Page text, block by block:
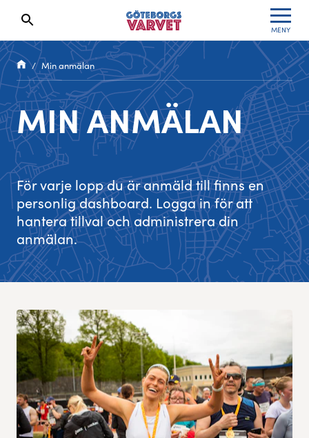
MENY
Sökresultaten dyker upp här
Min anmälan
MIN ANMÄLAN
För varje lopp du är anmäld till finns en
personlig dashboard. Logga in för att
hantera tillval och administrera din
anmälan.
Kölista
Deltagarinformation
Seedningsregler
Bana
Göteborgsvarvet Expo
Löparinspiration och träning
Spring för välgörenhet
Res, bo, upplev
Hållbarhet
Göteborgsvarvets historia
Specialvarvet
Stafettvarvet
Cityvarvet
Minivarvet
Lilla Varvet
Varvetmilen
Huvudpartners
Evenemangs- & mediepartners
Leverantörer
Partners Varvetveckan
Partnerportal
Resultat 2026
Resultatarkiv
Anmälan